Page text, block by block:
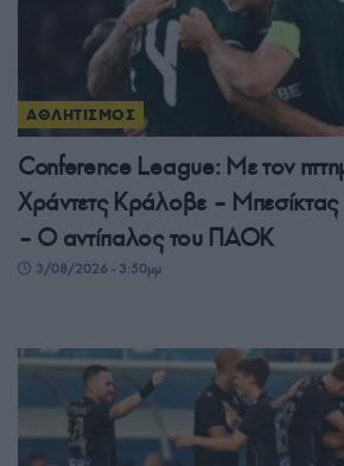
ΑΘΛΗΤΙΣΜΟΣ
Conference League: Με τον
Χράντετς Κράλοβε –
– Ο αντίπαλος του ΠΑΟΚ
3/08/2026 - 3:50μμ